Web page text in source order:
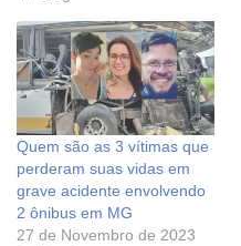
Quem são as 3 vítimas que
perderam suas vidas em
grave acidente envolvendo
2 ônibus em MG
27 de Novembro de 2023